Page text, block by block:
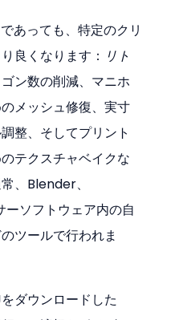
あっても、特定のクリ
良くなります： リト
ン数の削減、マニホ
メッシュ修復、実寸
整、そしてプリント
テクスチャベイクな
、Blender、
ソフトウェア内の自
ツールで行われま
ダウンロードした